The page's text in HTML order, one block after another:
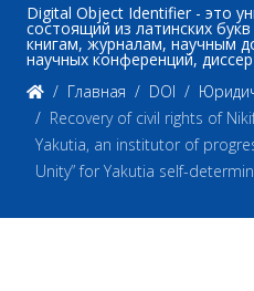
Digital Object Identifier - это
состоящий из латинских
книгам, журналам, научным
научных конференций,
Главная
DOI
Recovery of civil rights of
Yakutia, an institutor of
Unity” for Yakutia self-